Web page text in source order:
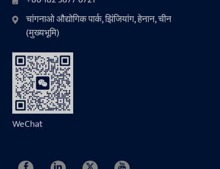
चांगनाओ औद्योगिक पार्क, झिंजियांग, हेनान, चीन
(मुख्यभूमि)
WeChat